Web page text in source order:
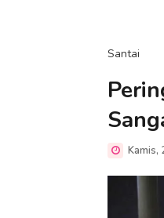
Santai
Kamis,